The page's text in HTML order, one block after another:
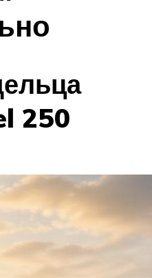
250